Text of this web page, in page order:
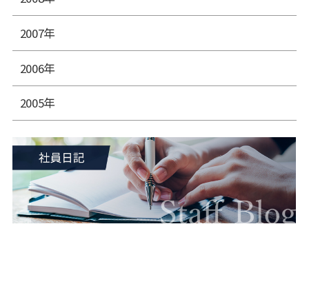
2007年
2006年
2005年